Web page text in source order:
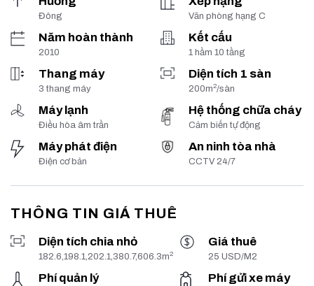
Đông Văn phòng hạng C
Năm hoàn thành
2010
Kết cấu
1 hầm 10 tầng
Thang máy
3 thang máy
Diện tích 1 sàn
200m2/sàn
Máy lạnh
Điều hòa âm trần
Hệ thống chữa cháy
Cảm biến tự động
Máy phát điện
Điện cơ bản
An ninh tòa nhà
CCTV 24/7
THÔNG TIN GIÁ THUÊ
Diện tích chia nhỏ
182.6,198.1,202.1,380.7,606.3m2
Giá thuê
25 USD/M2
Phí quản lý
Phí gửi xe máy